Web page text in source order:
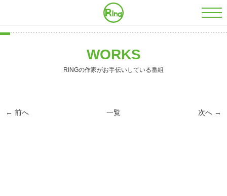
WORKS
RINGの作家がお手伝いしている番組
← 前へ 一覧 次へ →